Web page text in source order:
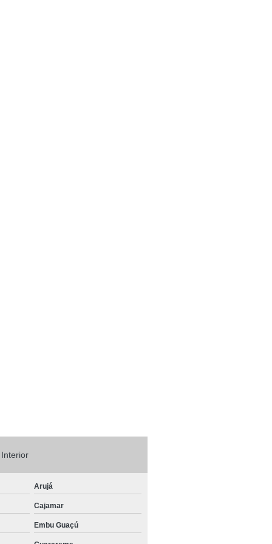
Trilateral
Elétrica de Contrapeso
Elétrica Locação
Elétrica Toyota
Hidráulica Elétrica
Elétrica Osasco
Franco da Rocha
à Lítio Várzea Paulista
Nova Campinas
Contrabalançada Barueri
Interior
Arujá
Cajamar
Embu Guaçú